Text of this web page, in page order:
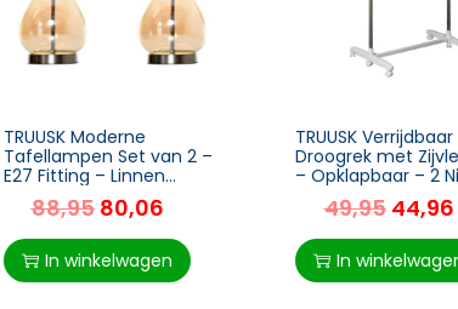
TRUUSK Moderne
Tafellampen Set van 2 –
E27 Fitting – Linnen
Lampenkap – Amber Glas
– Voor Sfeervolle
Verlichting in Huis
88,95 80,06
In winkelwagen
TRUUSK Verrijdbaar
Droogrek met
– Opklapbaar – 2
– Ruimtebesparend
Voor Binnen en
Grijs
49,95 44,96
In